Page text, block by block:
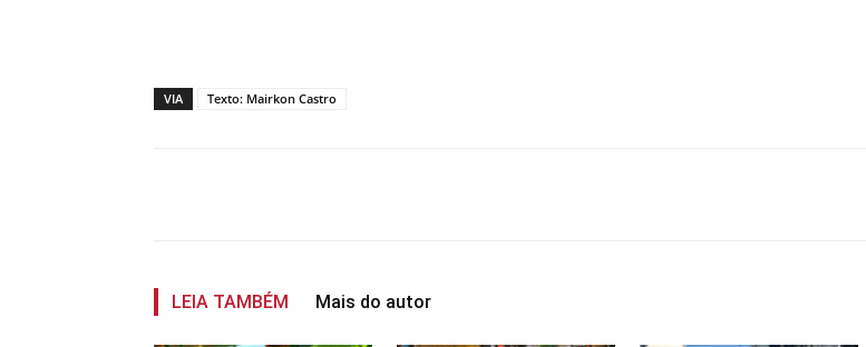
VIA Texto: Mairkon Castro
LEIA TAMBÉM Mais do autor